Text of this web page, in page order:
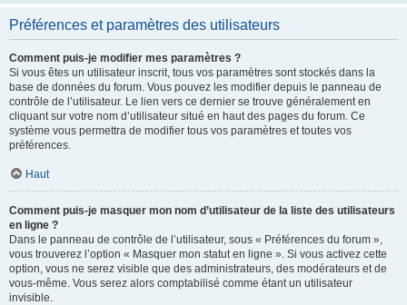
Préférences et paramètres des utilisateurs
Comment puis-je modifier mes paramètres ?
Si vous êtes un utilisateur inscrit, tous vos paramètres sont stockés dans la
base de données du forum. Vous pouvez les modifier depuis le panneau de
contrôle de l’utilisateur. Le lien vers ce dernier se trouve généralement en
cliquant sur votre nom d’utilisateur situé en haut des pages du forum. Ce
système vous permettra de modifier tous vos paramètres et toutes vos
préférences.
Haut
Comment puis-je masquer mon nom d’utilisateur de la liste des utilisateurs
en ligne ?
Dans le panneau de contrôle de l’utilisateur, sous « Préférences du forum »,
vous trouverez l’option « Masquer mon statut en ligne ». Si vous activez cette
option, vous ne serez visible que des administrateurs, des modérateurs et de
vous-même. Vous serez alors comptabilisé comme étant un utilisateur
invisible.